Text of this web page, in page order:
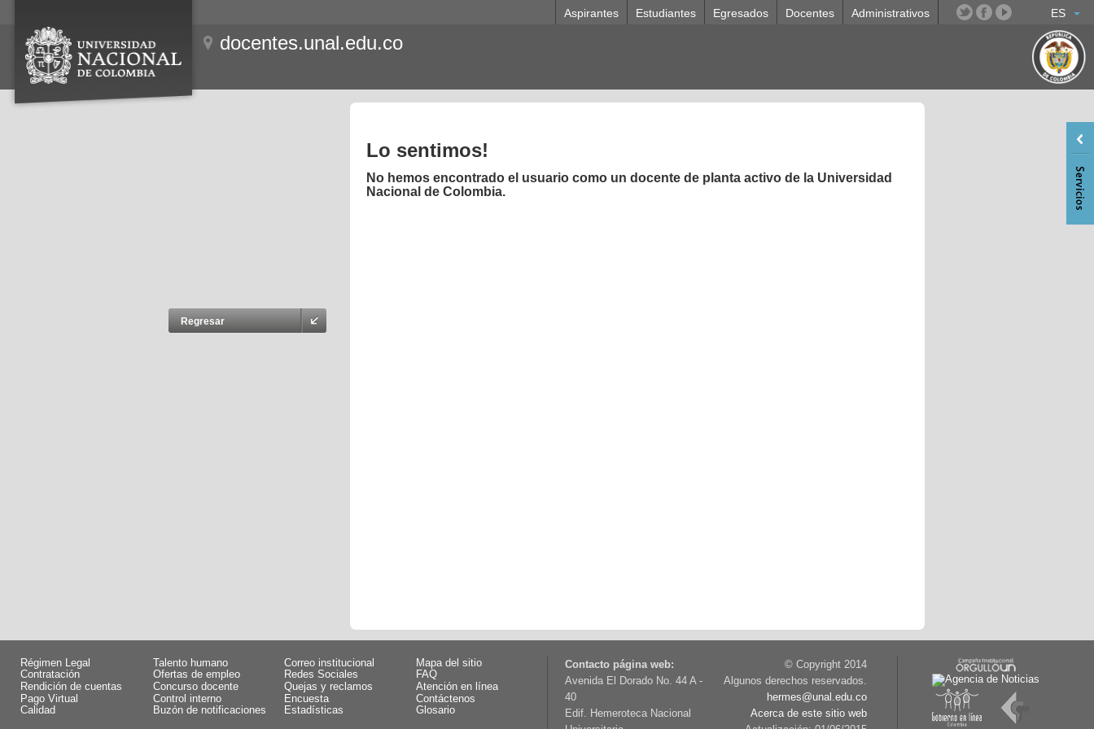
ES
Aspirantes Estudiantes Egresados Docentes Administrativos
docentes.unal.edu.co
Regresar
Lo sentimos!
No hemos encontrado el usuario como un docente de planta activo de la Universidad
Nacional de Colombia.
Régimen Legal
Talento humano
Contratación
Ofertas de empleo
Rendición de cuentas
Concurso docente
Pago Virtual
Control interno
Calidad
Buzón de notificaciones
Correo institucional
Mapa del sitio
Redes Sociales
FAQ
Quejas y reclamos
Atención en línea
Encuesta
Contáctenos
Estadísticas
Glosario
Contacto página web:
Avenida El Dorado No. 44 A -
40
Edif. Hemeroteca Nacional
© Copyright 2014
Algunos derechos reservados.
hermes@unal.edu.co
Acerca de este sitio web